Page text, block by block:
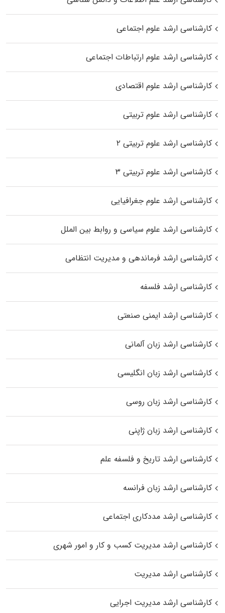
کارشناسی ارشد علوم اجتماعی
کارشناسی ارشد علوم ارتباطات اجتماعی
کارشناسی ارشد علوم اقتصادی
کارشناسی ارشد علوم تربیتی
کارشناسی ارشد علوم تربیتی ۲
کارشناسی ارشد علوم تربیتی ۳
کارشناسی ارشد علوم جغرافیایی
کارشناسی ارشد علوم سیاسی و روابط بین الملل
کارشناسی ارشد فرماندهی و مدیریت انتظامی
کارشناسی ارشد فلسفه
کارشناسی ارشد ایمنی صنعتی
کارشناسی ارشد زبان آلمانی
کارشناسی ارشد زبان انگلیسی
کارشناسی ارشد زبان روسی
کارشناسی ارشد زبان ژاپنی
کارشناسی ارشد تاریخ و فلسفه علم
کارشناسی ارشد زبان فرانسه
کارشناسی ارشد مددکاری اجتماعی
کارشناسی ارشد مدیریت کسب و کار و امور شهری
کارشناسی ارشد مدیریت
کارشناسی ارشد مدیریت اجرایی